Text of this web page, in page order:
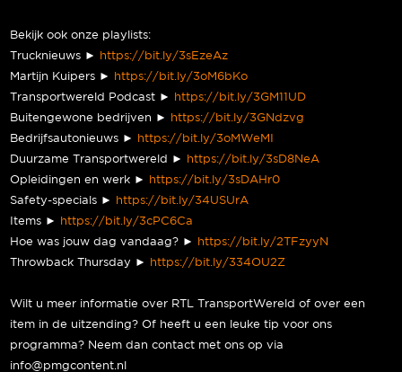
Bekijk ook onze playlists:
Trucknieuws ► https://bit.ly/3sEzeAz
Martijn Kuipers ► https://bit.ly/3oM6bKo
Transportwereld Podcast ► https://bit.ly/3GM11UD
Buitengewone bedrijven ► https://bit.ly/3GNdzvg
Bedrijfsautonieuws ► https://bit.ly/3oMWeMI
Duurzame Transportwereld ► https://bit.ly/3sD8NeA
Opleidingen en werk ► https://bit.ly/3sDAHr0
Safety-specials ► https://bit.ly/34USUrA
Items ► https://bit.ly/3cPC6Ca
Hoe was jouw dag vandaag? ► https://bit.ly/2TFzyyN
Throwback Thursday ► https://bit.ly/334OU2Z
Wilt u meer informatie over RTL TransportWereld of over een
item in de uitzending? Of heeft u een leuke tip voor ons
programma? Neem dan contact met ons op via
info@pmgcontent.nl